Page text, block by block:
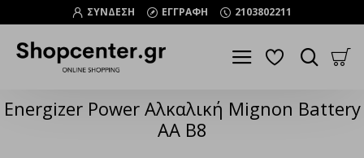
ΣΥΝΔΕΣΗ ΕΓΓΡΑΦΗ 2103802211
Energizer Power Αλκαλική Mignon Battery
AA B8